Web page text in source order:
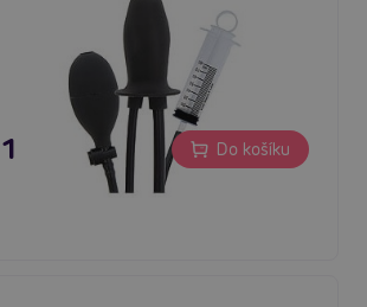
1 195 Kč Do košíku